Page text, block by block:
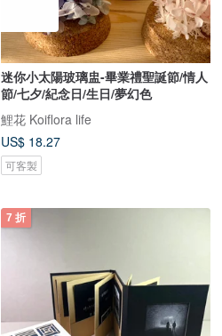
迷你小太陽玻璃盅-畢業禮聖誕節/情人
節/七夕/紀念日/生日/夢幻色
鯉花 Koiflora life
US$ 18.27
可客製
7 折